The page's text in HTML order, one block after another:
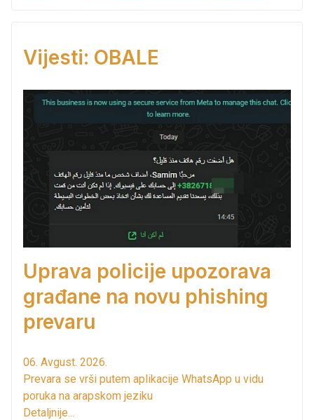
Vijesti: OBALE
Uprava policije upozorava
građane na novu phishing
prevaru
06. Avgust. 2026.
Prevara se vrši putem aplikacije WhatsApp u vidu
poruka na arapskom jeziku
Detaljnije...